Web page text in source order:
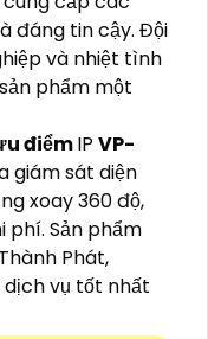
đáng tin cậy. Đội
và nhiệt tình
phẩm một
điểmIP VP-
giám sát diện
xoay 360 độ,
phí. Sản phẩm
Phát,
vụ tốt nhất